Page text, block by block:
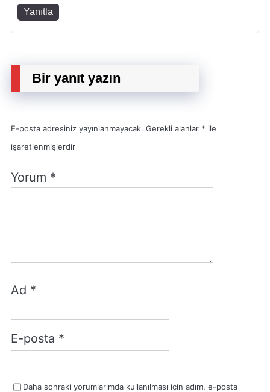
Yanıtla
Bir yanıt yazın
E-posta adresiniz yayınlanmayacak. Gerekli alanlar * ile
işaretlenmişlerdir
Yorum *
Ad *
E-posta *
Daha sonraki yorumlarımda kullanılması için adım, e-posta